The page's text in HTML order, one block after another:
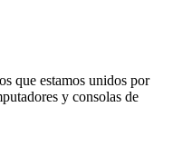
que estamos unidos por
y consolas de